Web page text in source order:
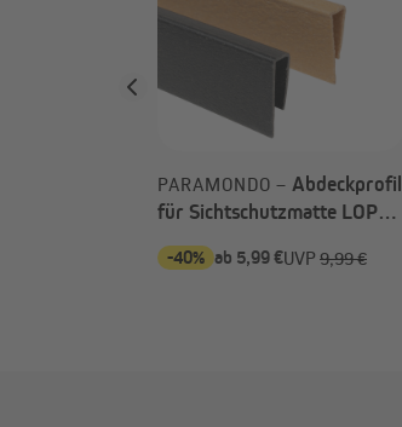
PARAMONDO – Abdeckprofil
für Sichtschutzmatte LOP
-40% ab 5,99 €UVP 9,99 €